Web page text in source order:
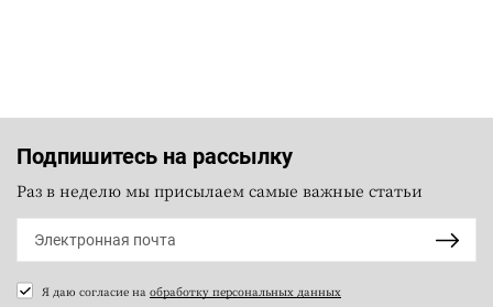
Подпишитесь на рассылку
Раз в неделю мы присылаем самые важные статьи
Я даю согласие на обработку персональных данных